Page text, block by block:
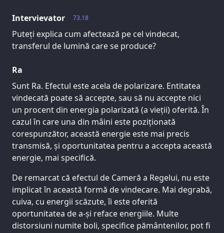
73.18
Intervievator
Puteți explica cum afectează pe cel vindecat,
transferul de lumină care se produce?
Ra
Sunt Ra. Efectul este acela de polarizare. Entitatea
vindecată poate să accepte, sau să nu accepte nici
un procent din energia polarizată (a vieții) oferită. În
cazul în care una din mâini este poziționată
corespunzător, această energie este mai precis
transmisă, și oportunitatea pentru a accepta această
energie, mai specifică.
De remarcat că efectul de Cameră a Regelui, nu este
implicat în această formă de vindecare. Mai degrabă,
cuiva, cu energii scăzute, îi este oferită
oportunitatea de a-și reface energiile. Multe
distorsiuni numite boli, specifice pământenilor, pot fi